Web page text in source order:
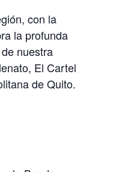
con la
la profunda
nuestra
El Cartel
de Quito.